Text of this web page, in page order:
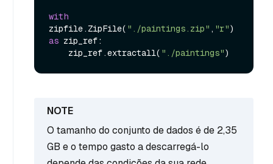
with
zipfile.ZipFile( "./paintings.zip" , "r"
as zip_ref:
    zip_ref.extractall(
"./paintings"
O tamanho do conjunto de dados é de 2,35
GB e o tempo gasto a descarregá-lo